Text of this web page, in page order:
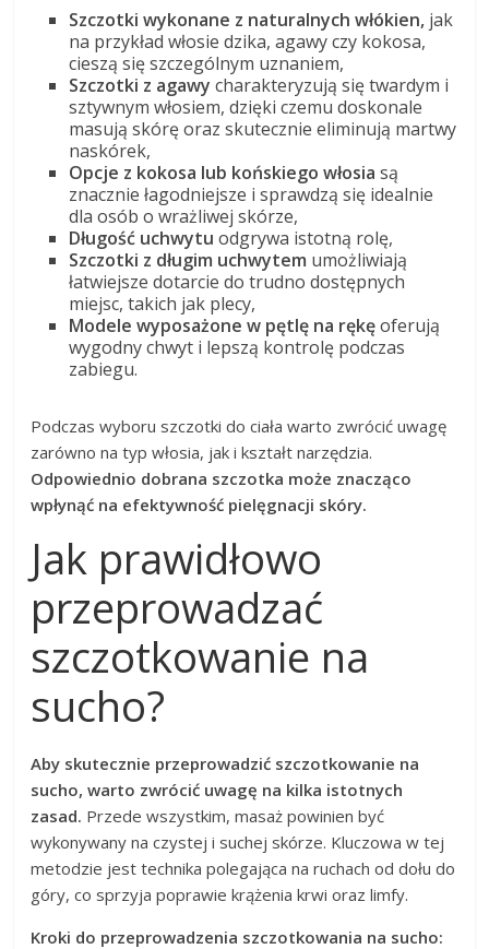
Szczotki wykonane z naturalnych włókien, jak
na przykład włosie dzika, agawy czy kokosa,
cieszą się szczególnym uznaniem,
Szczotki z agawy charakteryzują się twardym i
sztywnym włosiem, dzięki czemu doskonale
masują skórę oraz skutecznie eliminują martwy
naskórek,
Opcje z kokosa lub końskiego włosia są
znacznie łagodniejsze i sprawdzą się idealnie
dla osób o wrażliwej skórze,
Długość uchwytu odgrywa istotną rolę,
Szczotki z długim uchwytem umożliwiają
łatwiejsze dotarcie do trudno dostępnych
miejsc, takich jak plecy,
Modele wyposażone w pętlę na rękęoferują
wygodny chwyt i lepszą kontrolę podczas
zabiegu.
Podczas wyboru szczotki do ciała warto zwrócić uwagę
zarówno na typ włosia, jak i kształt narzędzia.
Odpowiednio dobrana szczotka może znacząco
wpłynąć na efektywność pielęgnacji skóry.
Jak prawidłowo
przeprowadzać
szczotkowanie na
sucho?
Aby skutecznie przeprowadzić szczotkowanie na
sucho, warto zwrócić uwagę na kilka istotnych
zasad. Przede wszystkim, masaż powinien być
wykonywany na czystej i suchej skórze. Kluczowa w tej
metodzie jest technika polegająca na ruchach od dołu do
góry, co sprzyja poprawie krążenia krwi oraz limfy.
Kroki do przeprowadzenia szczotkowania na sucho: